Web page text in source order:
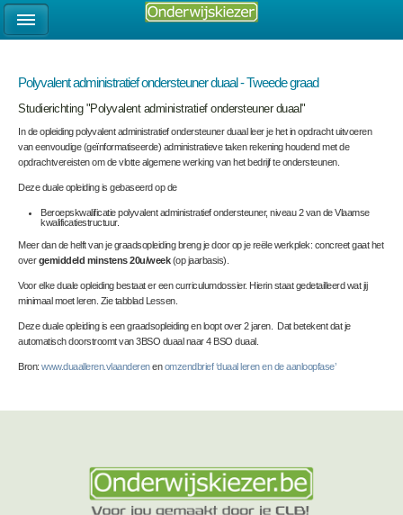
Polyvalent administratief ondersteuner duaal - Tweede graad
Studierichting "Polyvalent administratief ondersteuner duaal"
In de opleiding polyvalent administratief ondersteuner duaal leer je het in opdracht uitvoeren
van eenvoudige (geïnformatiseerde) administratieve taken rekening houdend met de
opdrachtvereisten om de vlotte algemene werking van het bedrijf te ondersteunen.
Deze duale opleiding is gebaseerd op de
Beroepskwalificatie polyvalent administratief ondersteuner, niveau 2 van de Vlaamse
kwalificatiestructuur.
Meer dan de helft van je graadsopleiding breng je door op je reële werkplek: concreet gaat het
overgemiddeld minstens 20u/week(op jaarbasis).
Voor elke duale opleiding bestaat er een curriculumdossier. Hierin staat gedetailleerd wat jij
minimaal moet leren. Zie tabblad Lessen.
Deze duale opleiding is een graadsopleiding en loopt over 2 jaren. Dat betekent dat je
automatisch doorstroomt van 3BSO duaal naar 4 BSO duaal.
Bron: www.duaalleren.vlaanderenenomzendbrief ‘duaal leren en de aanloopfase’